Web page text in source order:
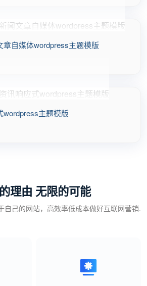
章自媒体wordpress主题模版
wordpress主题模版
理由 无限的可能
自己的网站，高效率低成本做好互联网营销.